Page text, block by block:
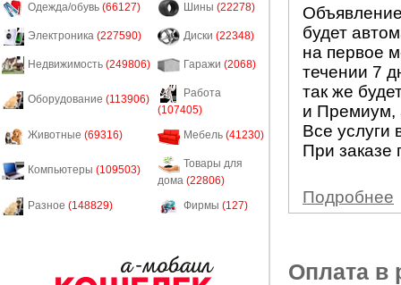
Одежда/обувь (66127) Шины (22278)
Электроника (227590) Диски (22348)
Недвижимость (249806) Гаражи (2068)
Оборудование (113906)
Работа
(107405)
Животные (69316) Мебель (41230)
Компьютеры (109503)
Товары для
дома (22806)
Разное (148829) Фирмы (127)
будет
на первое
течении 7
так же
и Премиум,
Все услуги
При заказе
Подробнее
Оплата в